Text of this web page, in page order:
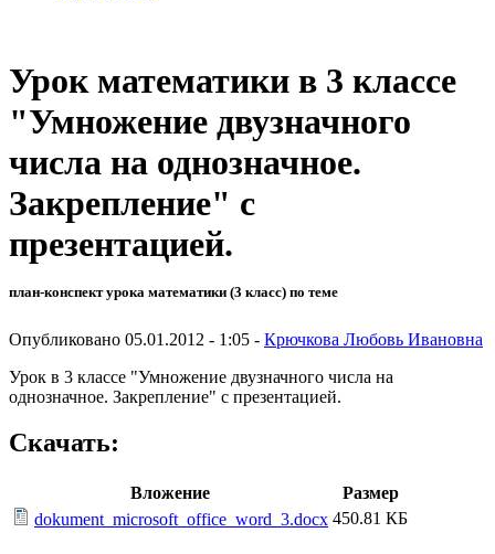
Урок математики в 3 классе
"Умножение двузначного
числа на однозначное.
Закрепление" с
презентацией.
план-конспект урока математики (3 класс) по теме
Опубликовано 05.01.2012 - 1:05 - Крючкова Любовь Ивановна
Урок в 3 классе "Умножение двузначного числа на
однозначное. Закрепление" с презентацией.
Скачать:
Вложение
Размер
dokument_microsoft_office_word_3.docx 450.81 КБ